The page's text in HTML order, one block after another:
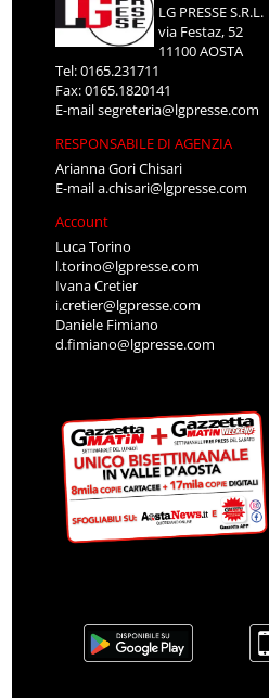
LG PRESSE S.R.L.
via Festaz, 52
11100 AOSTA
Tel: 0165.231711
Fax: 0165.1820141
E-mailsegreteria@lgpresse.com
RESPONSABILE DI AGENZIA
Arianna Gori Chisari
E-maila.chisari@lgpresse.com
Account
Luca Torino
l.torino@lgpresse.com
Ivana Cretier
i.cretier@lgpresse.com
Daniele Fimiano
d.fimiano@lgpresse.com